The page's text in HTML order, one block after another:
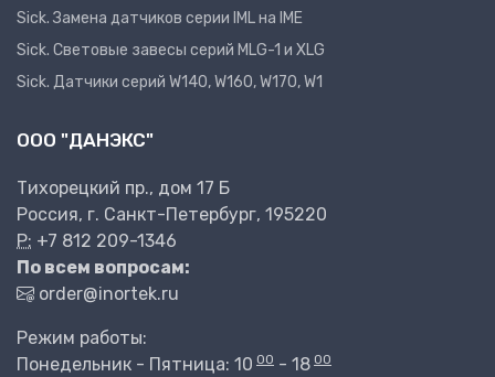
Sick. Замена датчиков серии IML на IME
Sick. Световые завесы серий MLG-1 и XLG
Sick. Датчики серий W140, W160, W170, W1
ООО "ДАНЭКС"
Тихорецкий пр., дом 17 Б
Россия, г. Санкт-Петербург, 195220
P: +7 812 209-1346
По всем вопросам:
order@inortek.ru
Режим работы:
Понедельник - Пятница: 10 00 - 18 00